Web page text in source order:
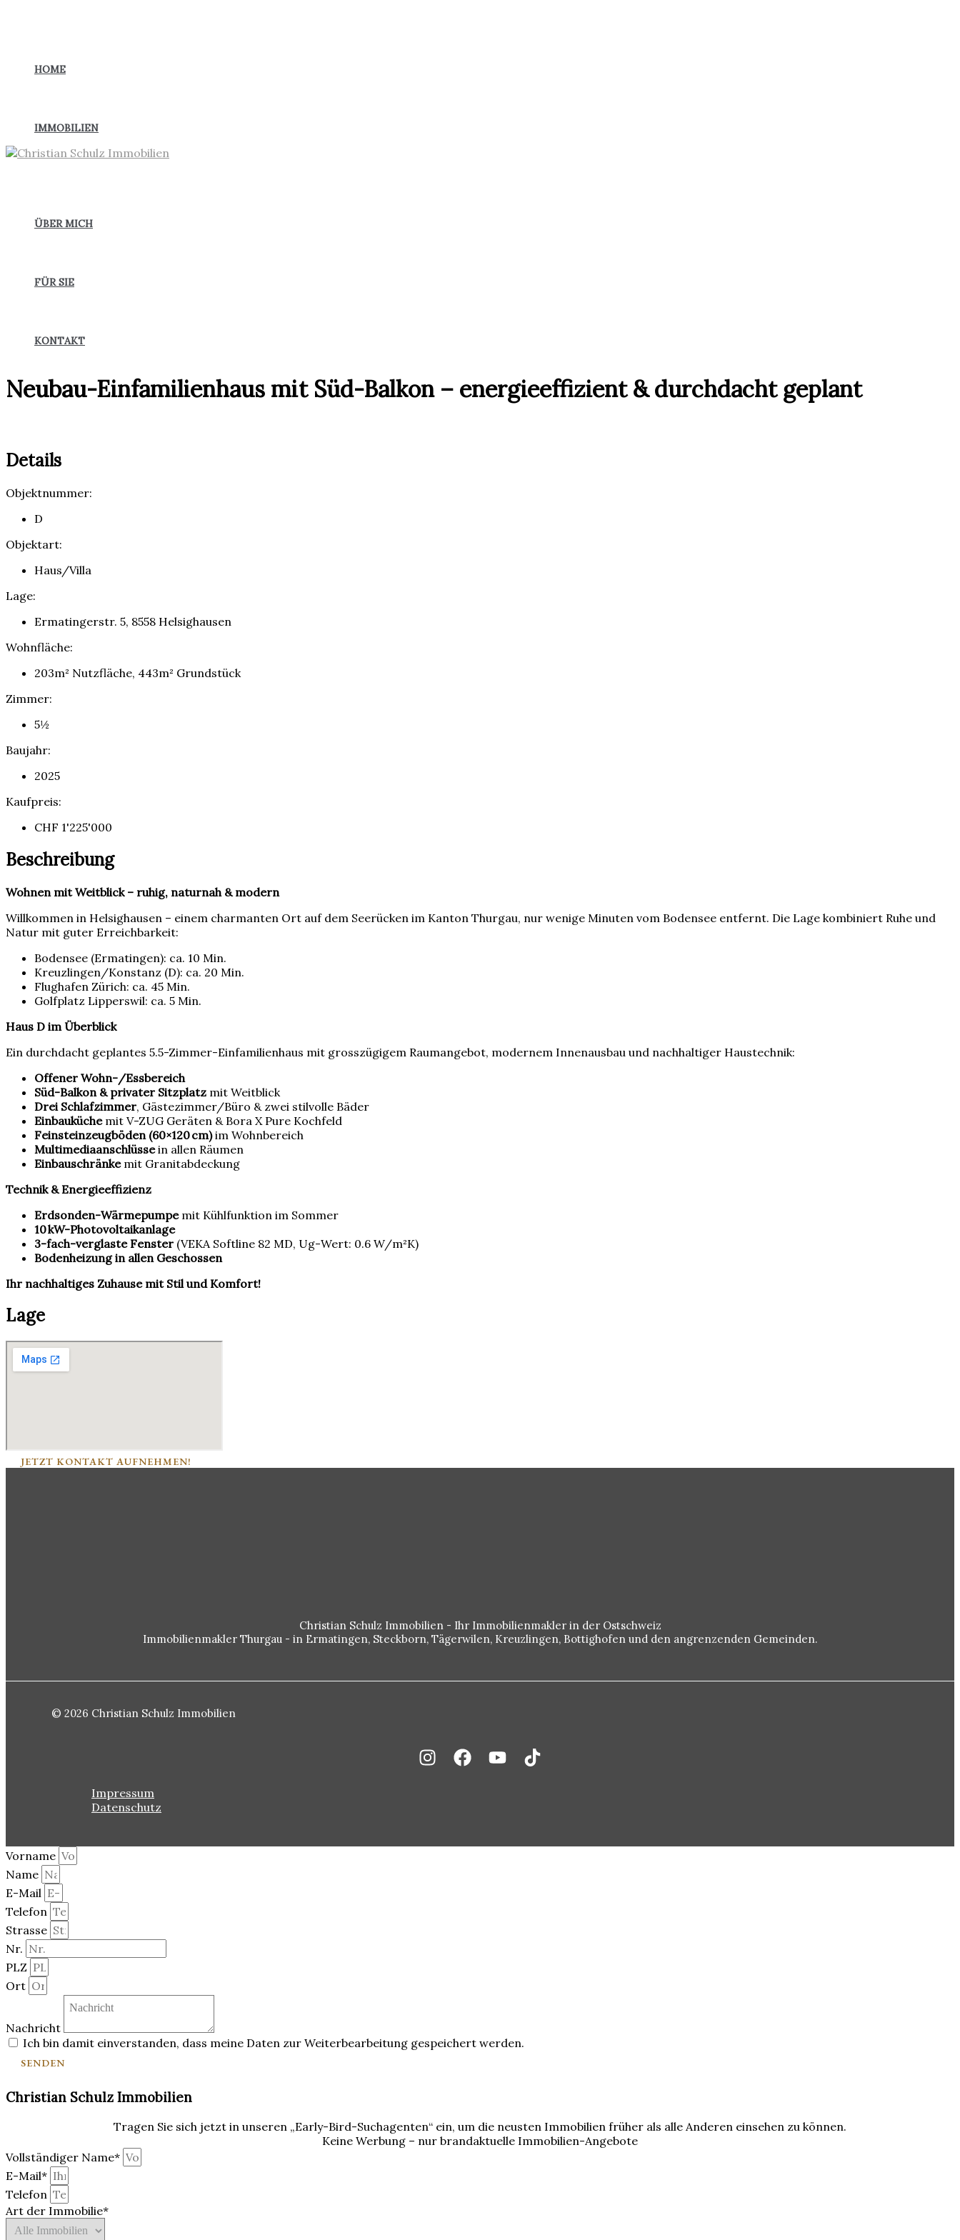
HOME
IMMOBILIEN
ÜBER MICH
FÜR SIE
KONTAKT
Neubau-Einfamilienhaus mit Süd-Balkon – energieeffizient & durchdacht geplant
Details
Objektnummer:
D
Objektart:
Haus/Villa
Lage:
Ermatingerstr. 5, 8558 Helsighausen
Wohnfläche:
203m² Nutzfläche, 443m² Grundstück
Zimmer:
5½
Baujahr:
2025
Kaufpreis:
CHF 1'225'000
Beschreibung
Wohnen mit Weitblick – ruhig, naturnah & modern
Willkommen in Helsighausen – einem charmanten Ort auf dem Seerücken im Kanton Thurgau, nur wenige Minuten vom Bodensee entfernt. Die Lage kombiniert Ruhe und
Natur mit guter Erreichbarkeit:
Bodensee (Ermatingen): ca. 10 Min.
Kreuzlingen/Konstanz (D): ca. 20 Min.
Flughafen Zürich: ca. 45 Min.
Golfplatz Lipperswil: ca. 5 Min.
Haus D im Überblick
Ein durchdacht geplantes 5.5-Zimmer-Einfamilienhaus mit grosszügigem Raumangebot, modernem Innenausbau und nachhaltiger Haustechnik:
Offener Wohn-/Essbereich
Süd-Balkon & privater Sitzplatz mit Weitblick
Drei Schlafzimmer, Gästezimmer/Büro & zwei stilvolle Bäder
Einbauküchemit V-ZUG Geräten & Bora X Pure Kochfeld
Feinsteinzeugböden (60×120 cm)im Wohnbereich
Multimediaanschlüssein allen Räumen
Einbauschränkemit Granitabdeckung
Technik & Energieeffizienz
Erdsonden-Wärmepumpemit Kühlfunktion im Sommer
10 kW-Photovoltaikanlage
3-fach-verglaste Fenster (VEKA Softline 82 MD, Ug-Wert: 0.6 W/m²K)
Bodenheizung in allen Geschossen
Ihr nachhaltiges Zuhause mit Stil und Komfort!
Lage
JETZT KONTAKT AUFNEHMEN!
Christian Schulz Immobilien - Ihr Immobilienmakler in der Ostschweiz
Immobilienmakler Thurgau - in Ermatingen, Steckborn, Tägerwilen, Kreuzlingen, Bottighofen und den angrenzenden Gemeinden.
© 2026 Christian Schulz Immobilien
Impressum
Datenschutz
Vorname
Name
E-Mail
Telefon
Strasse
Nr.
PLZ
Ort
Nachricht
Ich bin damit einverstanden, dass meine Daten zur Weiterbearbeitung gespeichert werden.
SENDEN
Christian Schulz Immobilien
Tragen Sie sich jetzt in unseren „Early-Bird-Suchagenten“ ein, um die neusten Immobilien früher als alle Anderen einsehen zu können.
Keine Werbung – nur brandaktuelle Immobilien-Angebote
Vollständiger Name*
E-Mail*
Telefon
Art der Immobilie*